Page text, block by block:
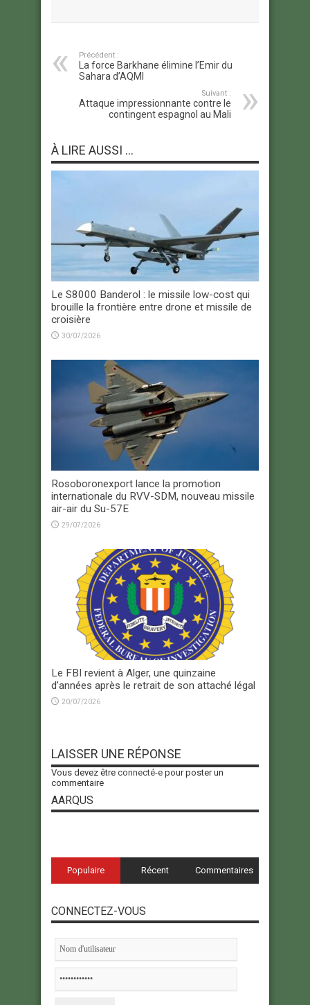
Précédent :
La force Barkhane élimine l’Emir du
Sahara d’AQMI
Suivant :
Attaque impressionnante contre le
contingent espagnol au Mali
À LIRE AUSSI ...
Le S8000 Banderol : le missile low-cost qui
brouille la frontière entre drone et missile de
croisière
30/07/2026
Rosoboronexport lance la promotion
internationale du RVV-SDM, nouveau missile
air-air du Su-57E
29/07/2026
Le FBI revient à Alger, une quinzaine
d’années après le retrait de son attaché légal
20/07/2026
LAISSER UNE RÉPONSE
Vous devez être connecté-e pour poster un
commentaire
AARQUS
Populaire Récent Commentaires
CONNECTEZ-VOUS